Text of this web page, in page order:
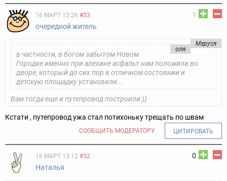
1
16 МАРТ 13:26 #33
очередной житель
Маруся
оля
в частности, в богом забытом Новом
Городке именно при алехине асфальт нам положили во
дворе, который до сих пор в отличном состоянии и
детскую площадку установили...
Вам тогда еще и путепровод построили:))
Кстати , путепровод ужа стал потихоньку трещать по швам
СООБЩИТЬ МОДЕРАТОРУ ЦИТИРОВАТЬ
0
16 МАРТ 13:12 #32
Наталья